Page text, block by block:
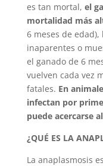
es tan mortal, el
mortalidad más
6 meses de
inaparentes o
el ganado de 6
vuelven cada vez
fatales. En
infectan por
puede acercarse
¿QUÉ ES LA
La anaplasmosis